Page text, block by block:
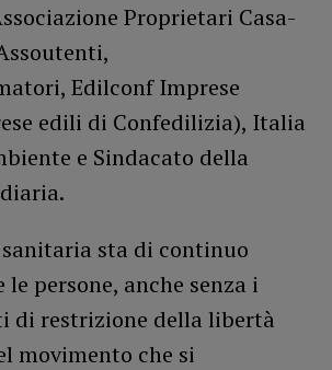
Proprietari Casa-
Edilconf Imprese
edili di Confedilizia), Italia
e Sindacato della
sta di continuo
le persone, anche senza i
di restrizione della libertà
movimento che si